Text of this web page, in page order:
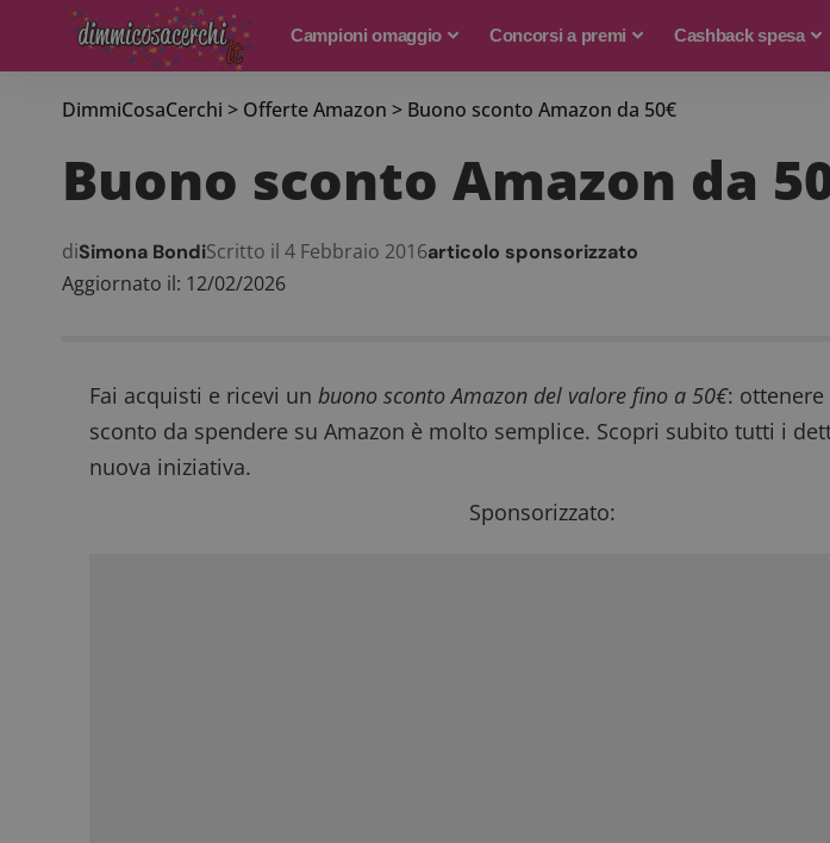
Campioni omaggio Concorsi a premi Cashback spesa
DimmiCosaCerchi > Offerte Amazon > Buono sconto Amazon da 50€
Buono sconto Amazon da
Aggiornato il: 12/02/2026
diSimona BondiScritto il 4 Febbraio 2016articolo sponsorizzato
Fai acquisti e ricevi unbuono sconto Amazon del valore fino a 50€:
sconto da spendere su Amazon è molto semplice. Scopri subito tutti i
nuova iniziativa.
Sponsorizzato: